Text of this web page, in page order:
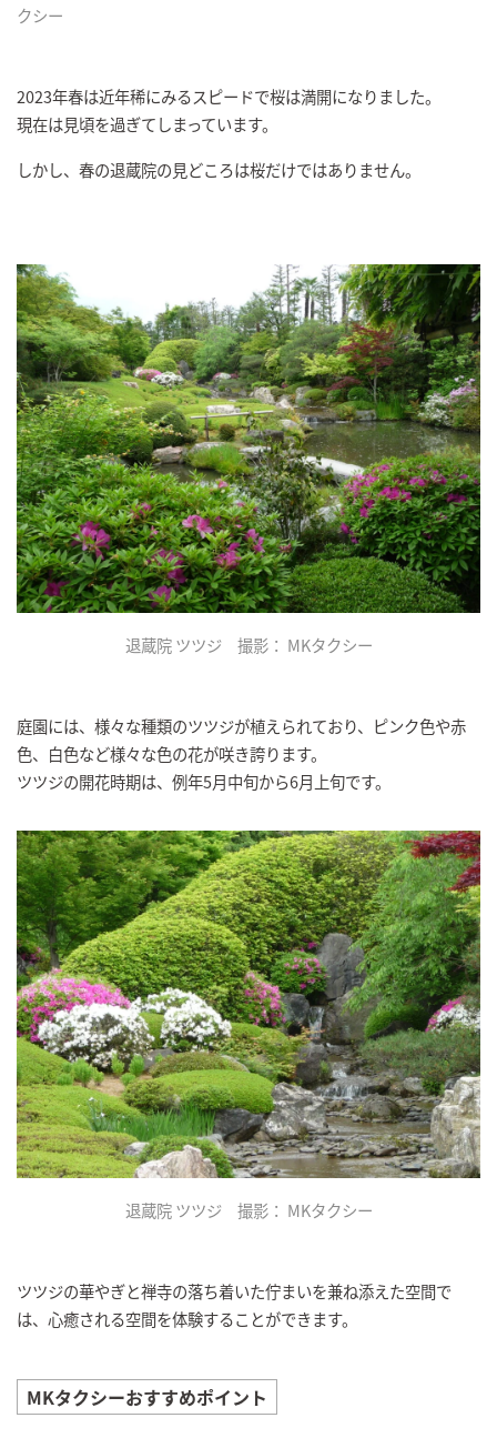
クシー
2023年春は近年稀にみるスピードで桜は満開になりました。
現在は見頃を過ぎてしまっています。
しかし、春の退蔵院の見どころは桜だけではありません。
退蔵院 ツツジ 撮影： MKタクシー
庭園には、様々な種類のツツジが植えられており、ピンク色や赤
色、白色など様々な色の花が咲き誇ります。
ツツジの開花時期は、例年5月中旬から6月上旬です。
退蔵院 ツツジ 撮影： MKタクシー
ツツジの華やぎと禅寺の落ち着いた佇まいを兼ね添えた空間で
は、心癒される空間を体験することができます。
MKタクシーおすすめポイント